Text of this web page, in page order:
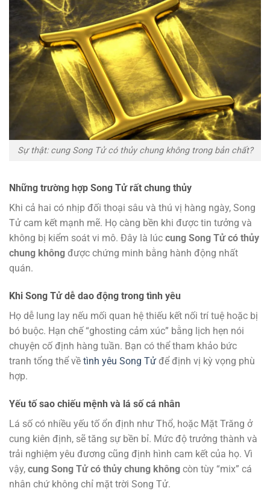
Sự thật: cung Song Tử có thủy chung không trong bản chất?
Những trường hợp Song Tử rất chung thủy
Khi cả hai có nhịp đối thoại sâu và thú vị hàng ngày, Song
Tử cam kết mạnh mẽ. Họ càng bền khi được tin tưởng và
không bị kiểm soát vi mô. Đây là lúc cung Song Tử có thủy
chung không được chứng minh bằng hành động nhất
quán.
Khi Song Tử dễ dao động trong tình yêu
Họ dễ lung lay nếu mối quan hệ thiếu kết nối trí tuệ hoặc bị
bó buộc. Hạn chế “ghosting cảm xúc” bằng lịch hẹn nói
chuyện cố định hàng tuần. Bạn có thể tham khảo bức
tranh tổng thể về tình yêu Song Tử để định vị kỳ vọng phù
hợp.
Yếu tố sao chiếu mệnh và lá số cá nhân
Lá số có nhiều yếu tố ổn định như Thổ, hoặc Mặt Trăng ở
cung kiên định, sẽ tăng sự bền bỉ. Mức độ trưởng thành và
trải nghiệm yêu đương cũng định hình cam kết của họ. Vì
vậy, cung Song Tử có thủy chung không còn tùy “mix” cá
nhân chứ không chỉ mặt trời Song Tử.